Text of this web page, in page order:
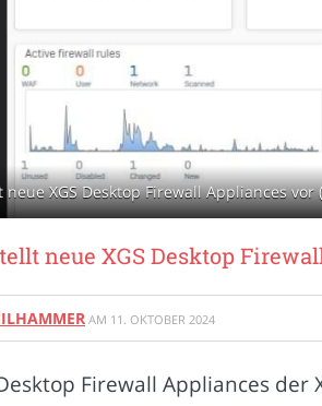
XGS Desktop Firewall Appliances vor
neue XGS Desktop
AM 11. OKTOBER 2024
Firewall Appliances